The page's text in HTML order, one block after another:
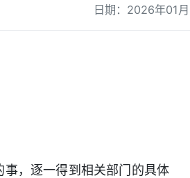
日期：2026年01
，逐一得到相关部门的具体